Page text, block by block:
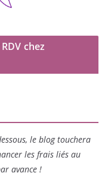
chez
le blog touchera
les frais liés au
avance !